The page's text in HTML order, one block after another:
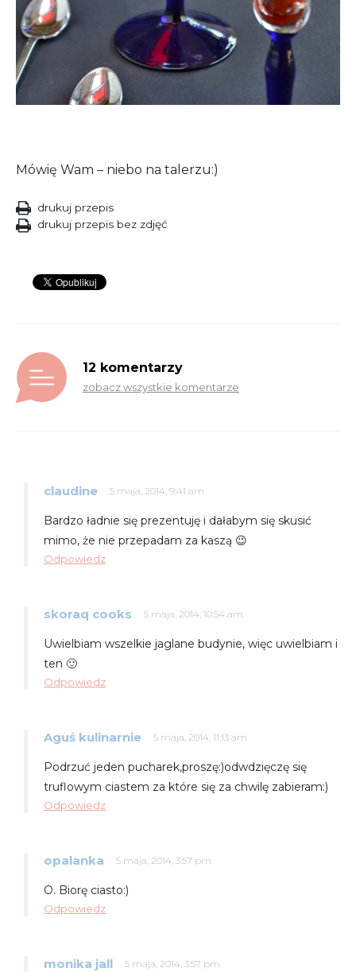
Mówię Wam – niebo na talerzu:)
drukuj przepis
drukuj przepis bez zdjęć
12 komentarzy
zobacz wszystkie komentarze
claudine 5 maja, 2014, 9:41 am
Bardzo ładnie się prezentuję i dałabym się skusić
mimo, że nie przepadam za kaszą 😉
Odpowiedz
skoraq cooks 5 maja, 2014, 10:54 am
Uwielbiam wszelkie jaglane budynie, więc uwielbiam i
ten 🙂
Odpowiedz
Aguś kulinarnie 5 maja, 2014, 11:13 am
Podrzuć jeden pucharek,proszę:)odwdzięczę się
truflowym ciastem za które się za chwilę zabieram:)
Odpowiedz
opalanka 5 maja, 2014, 3:57 pm
O. Biorę ciasto:)
Odpowiedz
monika jall 5 maja, 2014, 3:57 pm